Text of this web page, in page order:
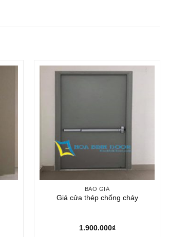
BÁO GIÁ
Giá cửa thép chống cháy
1.900.000₫